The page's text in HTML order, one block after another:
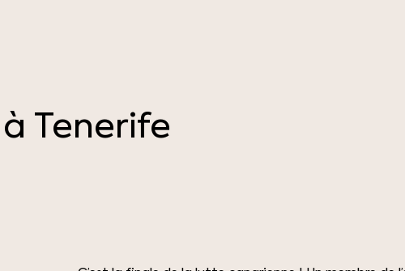
à Tenerife